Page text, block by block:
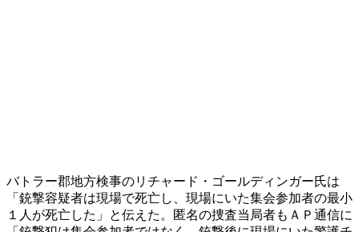
バトラー郡地方検事のリチャード・ゴールディンガー氏は
「銃撃容疑者は現場で死亡し、現場にいた集会参加者の最小
１人が死亡した」と伝えた。匿名の捜査当局者もＡＰ通信に